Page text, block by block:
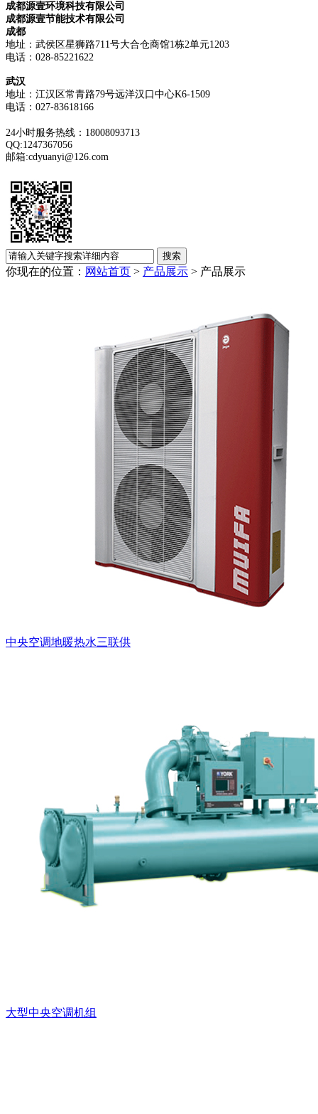
成都源壹环境科技有限公司
成都源壹节能技术有限公司
成都
地址：武侯区星狮路711号大合仓商馆1栋2单元1203
电话：028-85221622
武汉
地址：江汉区常青路79号远洋汉口中心K6-1509
电话： 027-83618166
24小时服务热线：18008093713
QQ:1247367056
邮箱:cdyuanyi@126.com
你现在的位置： 网站首页 > 产品展示 > 产品展示
中央空调地暖热水三联供
大型中央空调机组